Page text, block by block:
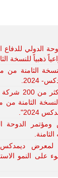
الدولي للدفاع
الثامنة
2024.
قطر |
الثامنة من
2024".
الدوحة
على النمو